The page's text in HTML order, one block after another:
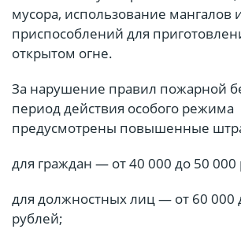
мусора, использование мангалов
приспособлений для
открытом огне.
За нарушение правил пожарной
период действия особого режима
предусмотрены повышенные
для граждан — от 40 000 до 50 000
для должностных лиц — от 60 000
рублей;